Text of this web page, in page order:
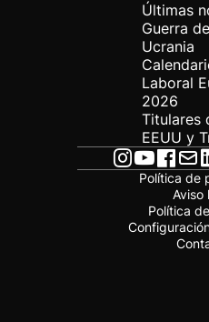
Últimas
Guerra de
Ucrania
Laboral
2026
Titulares
EEUU y
Política de
Aviso
Política